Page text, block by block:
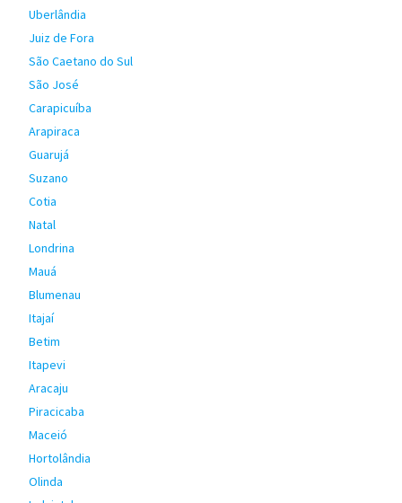
Uberlândia
Juiz de Fora
São Caetano do Sul
São José
Carapicuíba
Arapiraca
Guarujá
Suzano
Cotia
Natal
Londrina
Mauá
Blumenau
Itajaí
Betim
Itapevi
Aracaju
Piracicaba
Maceió
Hortolândia
Olinda